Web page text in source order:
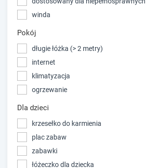
winda
Pokój
długie łóżka (> 2 metry)
internet
klimatyzacja
ogrzewanie
Dla dzieci
krzesełko do karmienia
plac zabaw
zabawki
łóżeczko dla dziecka